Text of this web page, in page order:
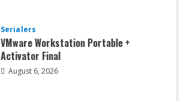
Serialers
VMware Workstation Portable +
Activator Final
August 6, 2026